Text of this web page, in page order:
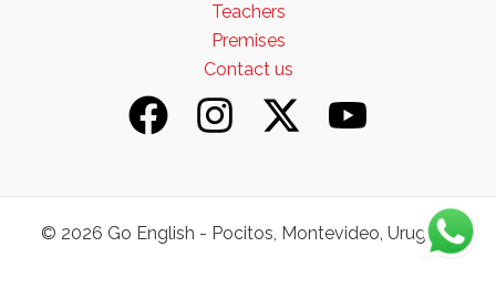
Teachers
Premises
Contact us
© 2026 Go English - Pocitos, Montevideo, Uruguay